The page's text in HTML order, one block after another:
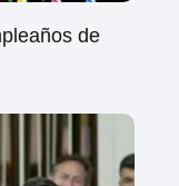
de